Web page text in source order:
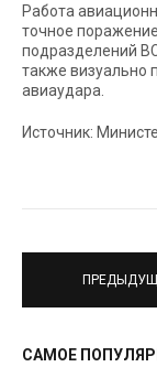
Работа
точное
подразделений
также визуально
авиаудара.
Источник:
САМОЕ